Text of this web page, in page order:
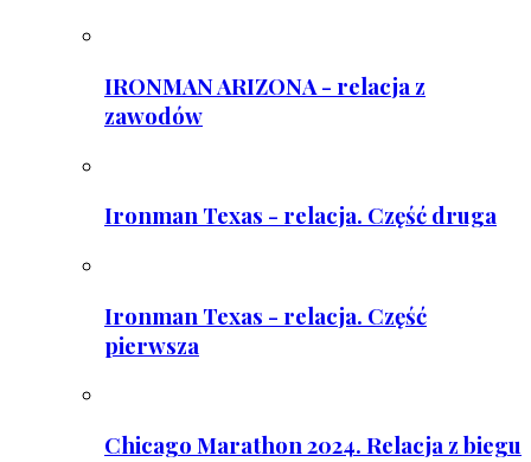
IRONMAN ARIZONA - relacja z
zawodów
Ironman Texas - relacja. Część druga
Ironman Texas - relacja. Część
pierwsza
Chicago Marathon 2024. Relacja z biegu